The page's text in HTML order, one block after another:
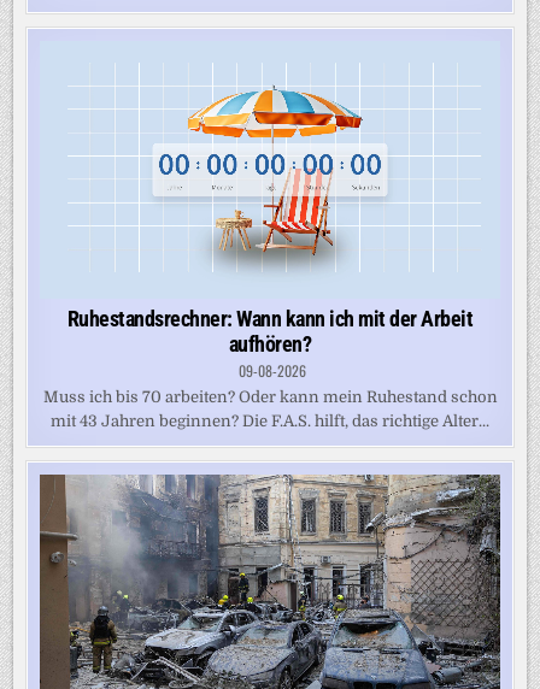
Ruhestandsrechner: Wann kann ich mit der Arbeit
aufhören?
09-08-2026
Muss ich bis 70 arbeiten? Oder kann mein Ruhestand schon
mit 43 Jahren beginnen? Die F.A.S. hilft, das richtige Alter...